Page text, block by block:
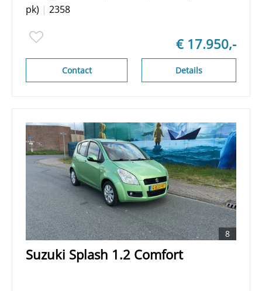
pk) | 2358
€ 17.950,-
Details
Contact
8
Suzuki Splash 1.2 Comfort